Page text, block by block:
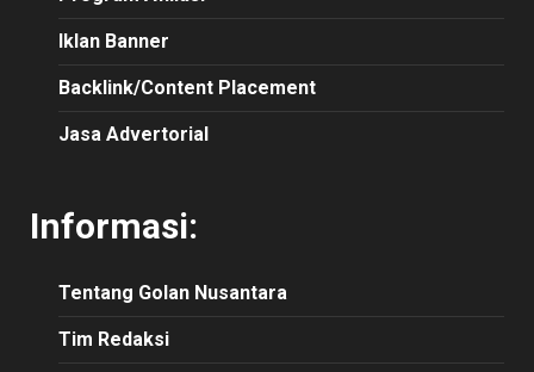
Iklan Banner
Backlink/Content Placement
Jasa Advertorial
Informasi:
Tentang Golan Nusantara
Tim Redaksi